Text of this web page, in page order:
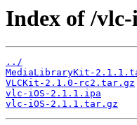
Index of /vlc-
../
MediaLibraryKit-
VLCKit-2.1.0-rc2.tar.gz
vlc-iOS-2.1.1.ipa
vlc-iOS-2.1.1.tar.gz